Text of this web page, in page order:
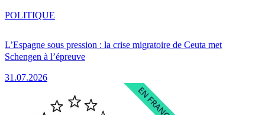
L’Espagne sous pression : la crise migratoire de Ceuta met
Schengen à l’épreuve
31.07.2026
POLITIQUE